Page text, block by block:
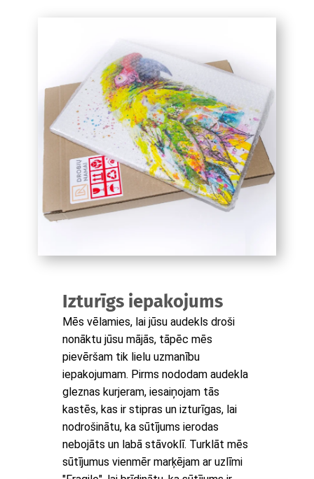
Izturīgs iepakojums
Mēs vēlamies, lai jūsu audekls droši
nonāktu jūsu mājās, tāpēc mēs
pievēršam tik lielu uzmanību
iepakojumam. Pirms nododam audekla
gleznas kurjeram, iesaiņojam tās
kastēs, kas ir stipras un izturīgas, lai
nodrošinātu, ka sūtījums ierodas
nebojāts un labā stāvoklī. Turklāt mēs
sūtījumus vienmēr marķējam ar uzlīmi